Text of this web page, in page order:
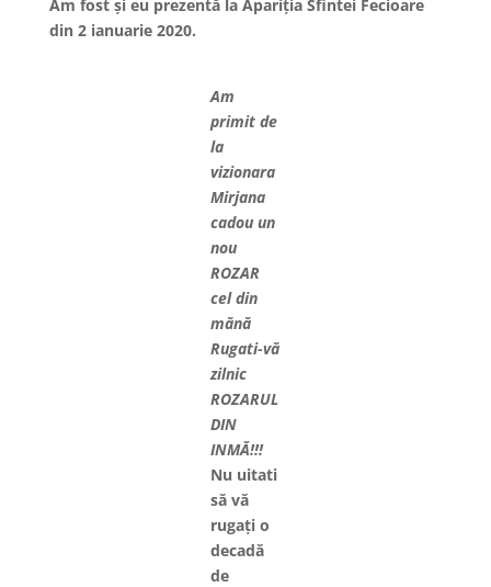
Am fost și eu prezentă la Apariția Sfintei Fecioare
din 2 ianuarie 2020.
Am
primit de
la
vizionara
Mirjana
cadou un
nou
ROZAR
cel din
mănă
Rugati-vă
zilnic
ROZARUL
DIN
INMĂ!!!
Nu uitati
să vă
rugați o
decadă
de